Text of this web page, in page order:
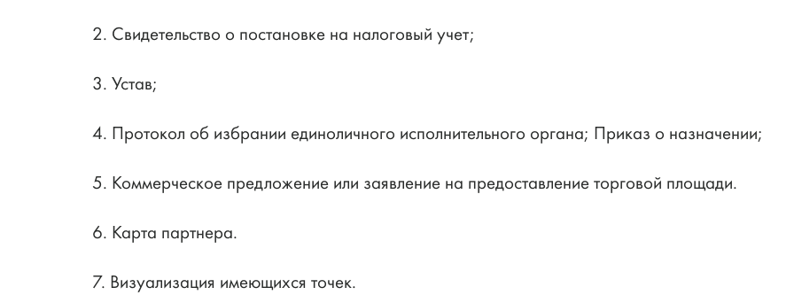
2. Свидетельство о постановке на налоговый учет;
3. Устав;
4. Протокол об избрании единоличного исполнительного органа; Приказ о назначении;
5. Коммерческое предложение или заявление на предоставление торговой площади.
6. Карта партнера.
7. Визуализация имеющихся точек.